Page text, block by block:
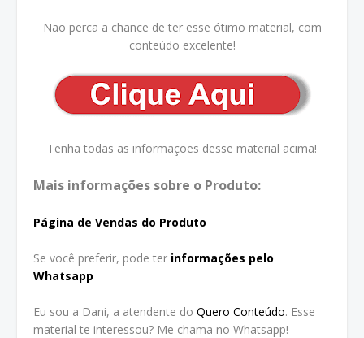
Não perca a chance de ter esse ótimo material, com
conteúdo excelente!
Tenha todas as informações desse material acima!
Mais informações sobre o Produto:
Página de Vendas do Produto
Se você preferir, pode ter informações pelo
Whatsapp
Eu sou a Dani, a atendente do Quero Conteúdo. Esse
material te interessou? Me chama no Whatsapp!